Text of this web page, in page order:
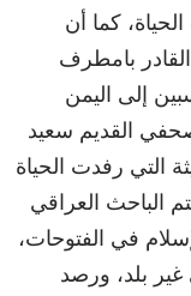
كما أن
بامطرف
إلى اليمن
القديم سعيد
التي رفدت الحياة
الباحث العراقي
في الفتوحات،
بلد، ورصد